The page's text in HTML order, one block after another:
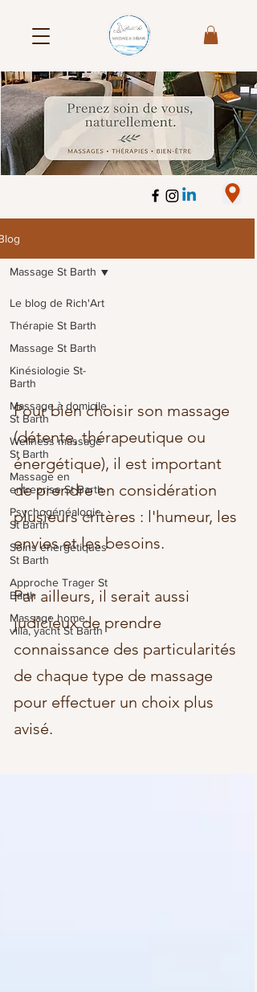
Le blog de Rich'Art
Thérapie St Barth
Massage St Barth
Kinésiologie St-
Barth
Massage à domicile
St Barth
Wellness massage
St Barth
Massage en
entreprise St Barth
Psychogénéalogie
St Barth
Soins énergétiques
St Barth
Approche Trager St
Barth
Massage home,
villa, yacht St Barth
Massage St Barth
Pour bien choisir son massage
(détente, thérapeutique ou
énergétique), il est important
de prendre en considération
plusieurs critères : l'humeur, les
envies et les besoins.
Par ailleurs, il serait aussi
judicieux de prendre
connaissance des particularités
de chaque type de massage
pour effectuer un choix plus
avisé.